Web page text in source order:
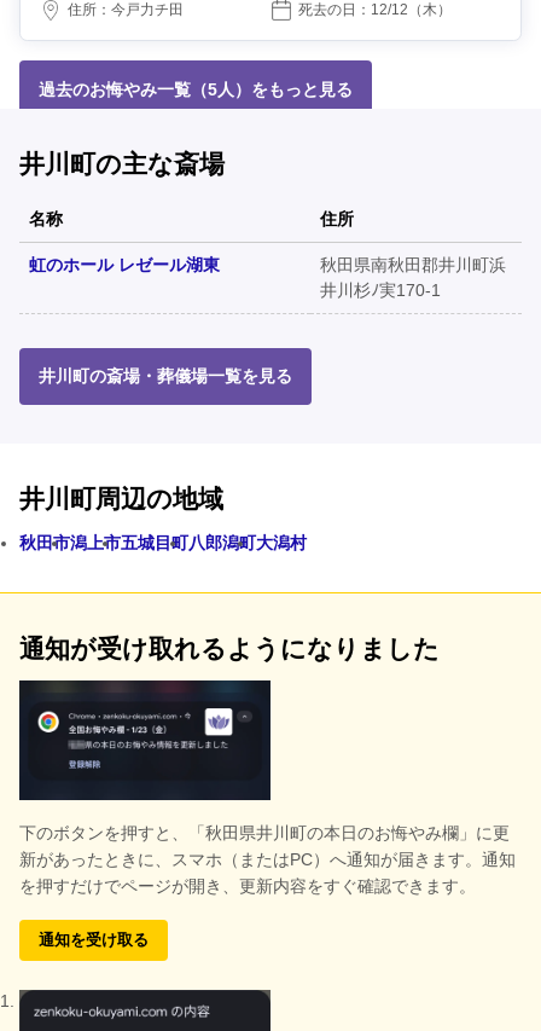
住所：今戸力チ田 死去の日： 12/12 （木）
過去のお悔やみ一覧（5人）をもっと見る
井川町の主な斎場
名称 住所
虹のホール レゼール湖東
秋田県南秋田郡井川町浜
井川杉ﾉ実170-1
井川町の斎場・葬儀場一覧を見る
井川町周辺の地域
秋田市潟上市五城目町八郎潟町大潟村
通知が受け取れるようになりました
下のボタンを押すと、
「秋田県井川町の本日のお悔やみ欄」に更
新があったときに、スマホ（またはPC）へ通知が届きます。通知
を押すだけでページが開き、更新内容をすぐ確認できます。
通知を受け取る